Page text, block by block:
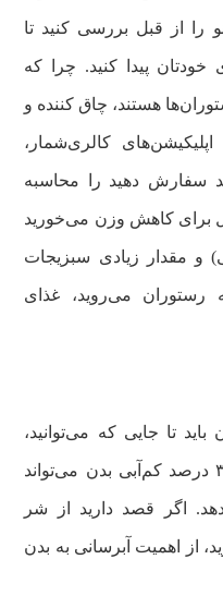
را از قبل بررسی کنید تا
خودتان پیدا کنید. چرا که
هستند، چاق کننده و
کالری‌شمار،
سفارش دهید را محاسبه
برای کاهش وزن می‌خورید
و مقدار زیادی سبزیجات
رستوران می‌روید، غذای
تا جایی که می‌توانید،
بدنتان را هیدراته نگه دارید؛ حتی ۳ درصد کم‌آبی بدن می‌تواند
اگر قصد دارید از شر
از اهمیت آبرسانی به بدن